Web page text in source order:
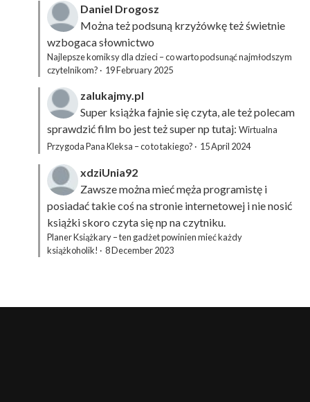
Daniel Drogosz
Można też podsuną krzyżówkęteż świetnie
wzbogaca słownictwo
Najlepsze komiksy dla dzieci – co warto podsunąć najmłodszym
czytelnikom? · 19 February 2025
zalukajmy.pl
Super książka fajnie się czyta, ale też polecam
sprawdzić film bo jest też super np tutaj: Wirtualna
Przygoda Pana Kleksa – co to takiego? · 15 April 2024
xdziUnia92
Zawsze można mieć męża programistę i
posiadać takie coś na stronie internetowej i nie nosić
książki skoro czyta się np na czytniku.
Planer Książkary – ten gadżet powinien mieć każdy
książkoholik! · 8 December 2023